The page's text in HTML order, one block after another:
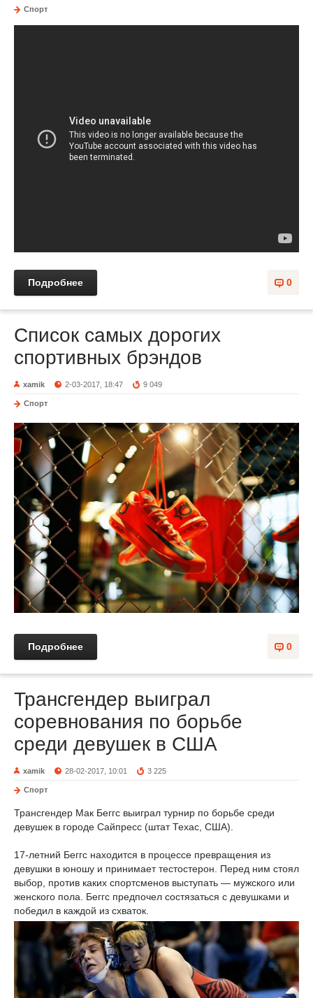
Спорт
0
Подробнее
Список самых дорогих
спортивных брэндов
xamik 2-03-2017, 18:47 9 049
Спорт
0
Подробнее
Трансгендер выиграл
соревнования по борьбе
среди девушек в США
xamik 28-02-2017, 10:01 3 225
Спорт
Трансгендер Мак Беггс выиграл турнир по борьбе среди
девушек в городе Сайпресс (штат Техас, США).
17-летний Беггс находится в процессе превращения из
девушки в юношу и принимает тестостерон. Перед ним стоял
выбор, против каких спортсменов выступать — мужского или
женского пола. Беггс предпочел состязаться с девушками и
победил в каждой из схваток.